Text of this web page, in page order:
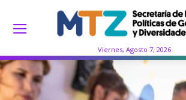
Viernes, Agosto 7, 2026